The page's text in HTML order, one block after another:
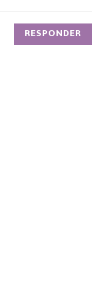
RESPONDER